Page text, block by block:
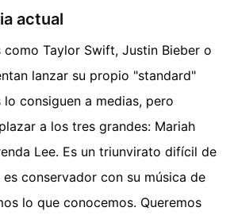
actual
como Taylor Swift, Justin Bieber o
lanzar su propio "standard"
lo consiguen a medias, pero
a los tres grandes: Mariah
Lee. Es un triunvirato difícil de
conservador con su música de
lo que conocemos. Queremos